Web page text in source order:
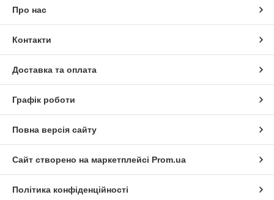
Про нас
Контакти
Доставка та оплата
Графік роботи
Повна версія сайту
Сайт створено на маркетплейсі Prom.ua
Політика конфіденційності